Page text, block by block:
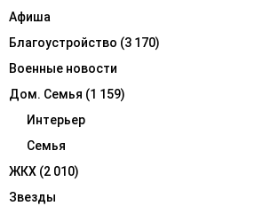
Афиша
Благоустройство (3 170)
Военные новости
Дом. Семья (1 159)
Интерьер
Семья
ЖКХ (2 010)
Звезды